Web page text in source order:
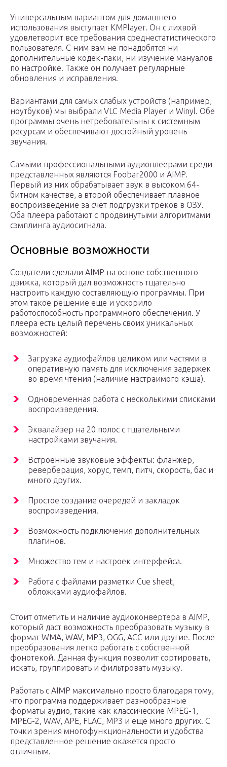
Универсальным вариантом для домашнего
использования выступает KMPlayer. Он с лихвой
удовлетворит все требования среднестатистического
пользователя. С ним вам не понадобятся ни
дополнительные кодек-паки, ни изучение мануалов
по настройке. Также он получает регулярные
обновления и исправления.
Вариантами для самых слабых устройств (например,
ноутбуков) мы выбрали VLC Media Player и Winyl. Обе
программы очень нетребовательны к системным
ресурсам и обеспечивают достойный уровень
звучания.
Самыми профессиональными аудиоплеерами среди
представленных являются Foobar2000 и AIMP.
Первый из них обрабатывает звук в высоком 64-
битном качестве, а второй обеспечивает плавное
воспроизведение за счет подгрузки треков в ОЗУ.
Оба плеера работают с продвинутыми алгоритмами
сэмплинга аудиосигнала.
Основные возможности
Создатели сделали AIMP на основе собственного
движка, который дал возможность тщательно
настроить каждую составляющую программы. При
этом такое решение еще и ускорило
работоспособность программного обеспечения. У
плеера есть целый перечень своих уникальных
возможностей:
Загрузка аудиофайлов целиком или частями в
оперативную память для исключения задержек
во время чтения (наличие настраимого кэша).
Одновременная работа с несколькими списками
воспроизведения.
Эквалайзер на 20 полос с тщательными
настройками звучания.
Встроенные звуковые эффекты: фланжер,
реверберация, хорус, темп, питч, скорость, бас и
много других.
Простое создание очередей и закладок
воспроизведения.
Возможность подключения дополнительных
плагинов.
Множество тем и настроек интерфейса.
Работа с файлами разметки Cue sheet,
обложками аудиофайлов.
Стоит отметить и наличие аудиоконвертера в AIMP,
который даст возможность преобразовать музыку в
формат WMA, WAV, MP3, OGG, ACC или другие. После
преобразования легко работать с собственной
фонотекой. Данная функция позволит сортировать,
искать, группировать и фильтровать музыку.
Работать с AIMP максимально просто благодаря тому,
что программа поддерживает разнообразные
форматы аудио, такие как классические MPEG-1,
MPEG-2, WAV, APE, FLAC, MP3 и еще много других. С
точки зрения многофункциональности и удобства
представленное решение окажется просто
отличным.